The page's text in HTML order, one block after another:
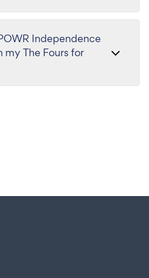
Independence
my The Fours for